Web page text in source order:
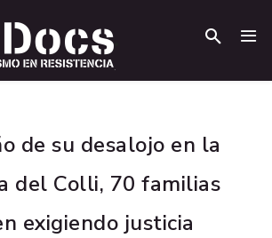
de su desalojo en la
del Colli, 70 familias
exigiendo justicia